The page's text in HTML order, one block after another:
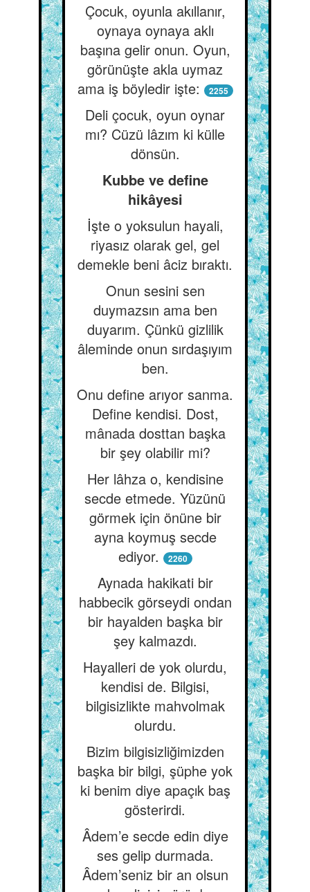
Çocuk, oyunla akıllanır,
oynaya oynaya aklı
başına gelir onun. Oyun,
görünüşte akla uymaz
ama iş böyledir işte:
2255
Deli çocuk, oyun oynar
mı? Cüzü lâzım ki külle
dönsün.
Kubbe ve define
hikâyesi
İşte o yoksulun hayali,
riyasız olarak gel, gel
demekle beni âciz bıraktı.
Onun sesini sen
duymazsın ama ben
duyarım. Çünkü gizlilik
âleminde onun sırdaşıyım
ben.
Onu define arıyor sanma.
Define kendisi. Dost,
mânada dosttan başka
bir şey olabilir mi?
Her lâhza o, kendisine
secde etmede. Yüzünü
görmek için önüne bir
ayna koymuş secde
ediyor.
2260
Aynada hakikati bir
habbecik görseydi ondan
bir hayalden başka bir
şey kalmazdı.
Hayalleri de yok olurdu,
kendisi de. Bilgisi,
bilgisizlikte mahvolmak
olurdu.
Bizim bilgisizliğimizden
başka bir bilgi, şüphe yok
ki benim diye apaçık baş
gösterirdi.
Âdem’e secde edin diye
ses gelip durmada.
Âdem’seniz bir an olsun